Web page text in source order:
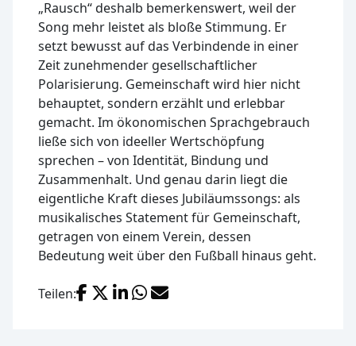
„Rausch“ deshalb bemerkenswert, weil der
Song mehr leistet als bloße Stimmung. Er
setzt bewusst auf das Verbindende in einer
Zeit zunehmender gesellschaftlicher
Polarisierung. Gemeinschaft wird hier nicht
behauptet, sondern erzählt und erlebbar
gemacht. Im ökonomischen Sprachgebrauch
ließe sich von ideeller Wertschöpfung
sprechen – von Identität, Bindung und
Zusammenhalt. Und genau darin liegt die
eigentliche Kraft dieses Jubiläumssongs: als
musikalisches Statement für Gemeinschaft,
getragen von einem Verein, dessen
Bedeutung weit über den Fußball hinaus geht.
Teilen: Facebook
X (Twitter)
LinkedIn
WhatsApp